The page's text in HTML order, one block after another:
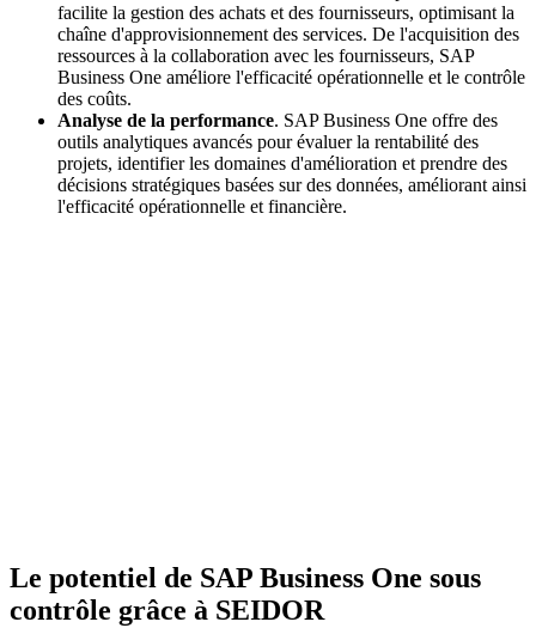
facilite la gestion des achats et des fournisseurs, optimisant la
chaîne d'approvisionnement des services. De l'acquisition des
ressources à la collaboration avec les fournisseurs, SAP
Business One améliore l'efficacité opérationnelle et le contrôle
des coûts.
Analyse de la performance. SAP Business One offre des
outils analytiques avancés pour évaluer la rentabilité des
projets, identifier les domaines d'amélioration et prendre des
décisions stratégiques basées sur des données, améliorant ainsi
l'efficacité opérationnelle et financière.
Le potentiel de SAP Business One sous
contrôle grâce à SEIDOR